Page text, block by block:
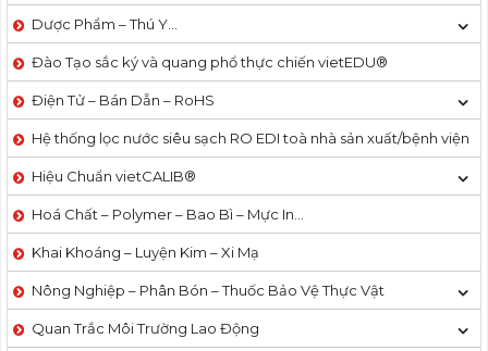
Dược Phẩm – Thú Y…
Đào Tạo sắc ký và quang phổ thực chiến vietEDU®
Điện Tử – Bán Dẫn – RoHS
Hệ thống lọc nước siêu sạch RO EDI​​ toà nhà sản xuất/bệnh viện
Hiệu Chuẩn vietCALIB®
Hoá Chất – Polymer – Bao Bì – Mực In…
Khai Khoáng – Luyện Kim – Xi Mạ
Nông Nghiệp – Phân Bón – Thuốc Bảo Vệ Thực Vật
Quan Trắc Môi Trường Lao Động